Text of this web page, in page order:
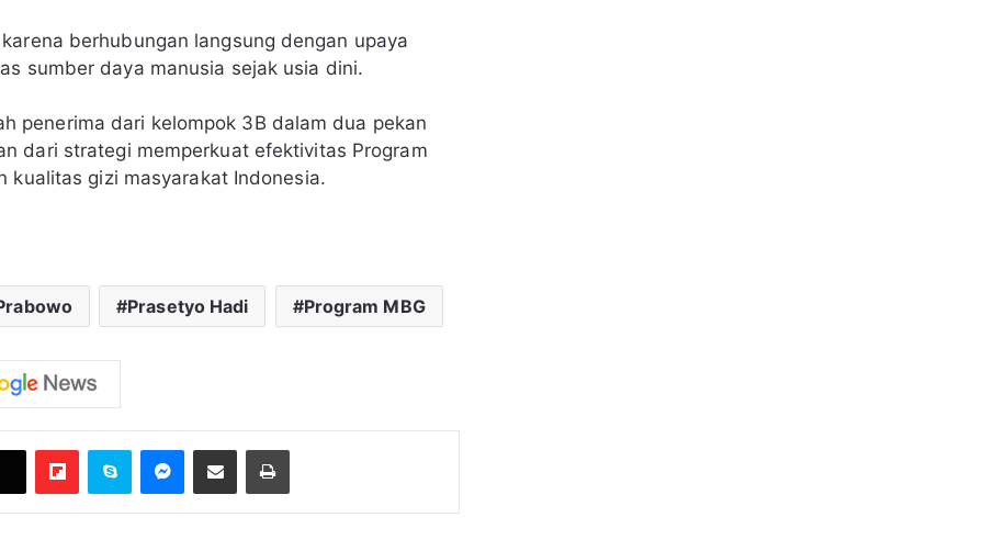
berhubungan langsung dengan upaya
sumber daya manusia sejak usia dini.
penerima dari kelompok 3B dalam dua pekan
dari strategi memperkuat efektivitas Program
kualitas gizi masyarakat Indonesia.
Prasetyo Hadi Program MBG
FlipboardSkype Messenger
Bagikan melalui Email Cetak